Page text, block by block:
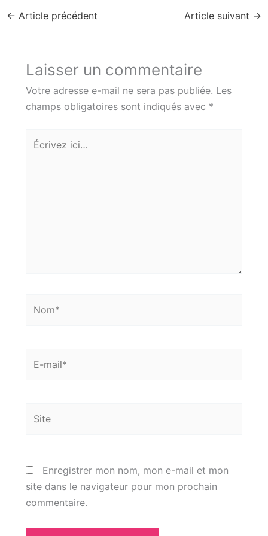
← Article précédent Article suivant →
Laisser un commentaire
Votre adresse e-mail ne sera pas publiée. Les
champs obligatoires sont indiqués avec *
Écrivez
ici…
mail*
Enregistrer mon nom, mon e-mail et mon
site dans le navigateur pour mon prochain
commentaire.